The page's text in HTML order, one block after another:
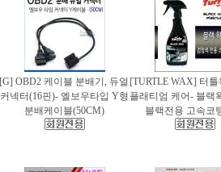
[G] OBD2 케이블 분배기, 듀얼
커넥터(16핀)- 엘보우타입 Y형
분배케이블(50CM)
[TURTLE WAX] 터
플래티엄 케어- 블랙
블랙전용 고속코